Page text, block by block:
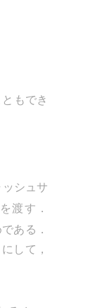
もでき
シュサ
渡す．
ある．
して，